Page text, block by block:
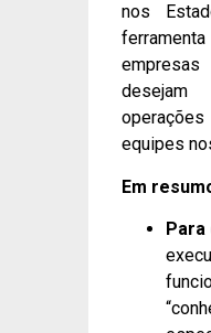
nos
equipes
Em
Para